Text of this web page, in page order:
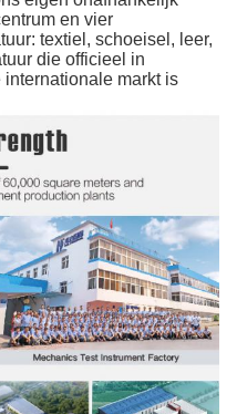
en vier
textiel, schoeisel, leer,
die officieel in
markt is